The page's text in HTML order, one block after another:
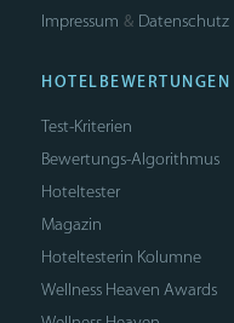
Impressum & Datenschutz
HOTELBEWERTUNGEN
Test-Kriterien
Bewertungs-Algorithmus
Hoteltester
Magazin
Hoteltesterin Kolumne
Wellness Heaven Awards